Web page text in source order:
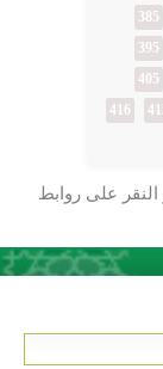
385
395
405
416
النقر على روابط